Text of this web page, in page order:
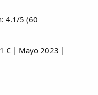
4.1/5 (60
€ | Mayo 2023 |